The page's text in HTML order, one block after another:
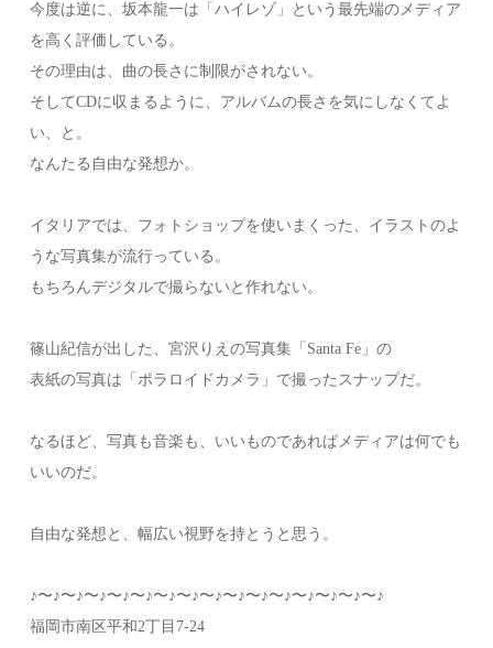
今度は逆に、坂本龍一は「ハイレゾ」という最先端のメディア
を高く評価している。
その理由は、曲の長さに制限がされない。
そしてCDに収まるように、アルバムの長さを気にしなくてよ
い、と。
なんたる自由な発想か。
イタリアでは、フォトショップを使いまくった、イラストのよ
うな写真集が流行っている。
もちろんデジタルで撮らないと作れない。
篠山紀信が出した、宮沢りえの写真集「Santa Fe」の
表紙の写真は「ポラロイドカメラ」で撮ったスナップだ。
なるほど、写真も音楽も、いいものであればメディアは何でも
いいのだ。
自由な発想と、幅広い視野を持とうと思う。
♪〜♪〜♪〜♪〜♪〜♪〜♪〜♪〜♪〜♪〜♪〜♪〜♪〜♪〜♪〜♪
福岡市南区平和2丁目7-24